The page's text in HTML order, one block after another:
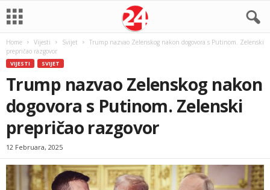
Home Vijesti Svijet
Trump nazvao Zelenskog nakon dogovora s Putinom. Zelenski
prepričao razgovor
VIJESTI SVIJET
Trump nazvao Zelenskog nakon
dogovora s Putinom. Zelenski
prepričao razgovor
12 Februara, 2025